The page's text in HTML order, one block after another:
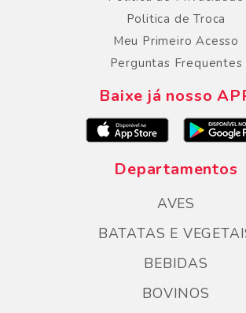
Politica de Troca
Meu Primeiro Acesso
Perguntas Frequentes
Baixe já nosso
Departamentos
AVES
BATATAS E
BEBIDAS
BOVINOS